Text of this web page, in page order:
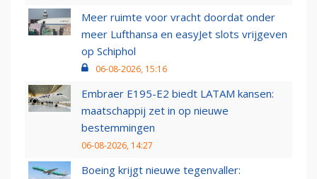
Meer ruimte voor vracht doordat onder
meer Lufthansa en easyJet slots vrijgeven
op Schiphol
06-08-2026, 15:16
Embraer E195-E2 biedt LATAM kansen:
maatschappij zet in op nieuwe
bestemmingen
06-08-2026, 14:27
Boeing krijgt nieuwe tegenvaller: